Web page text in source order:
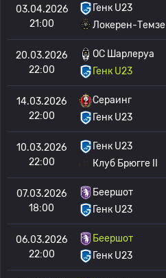
03.04.2026
21:00
Генк U23
Локерен-Темзе
20.03.2026
22:00
OC Шарлеруа
Генк U23
14.03.2026
22:00
Сераинг
Генк U23
10.03.2026
22:00
Генк U23
Клуб Брюгге II
07.03.2026
18:00
Беершот
Генк U23
06.03.2026
22:00
Беершот
Генк U23